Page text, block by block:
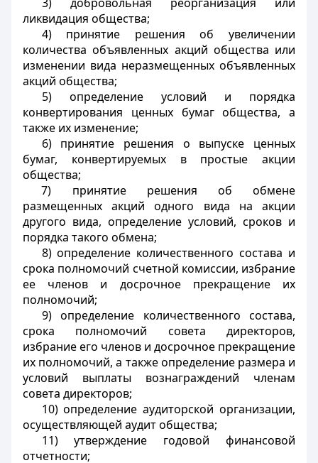
ликвидация общества;
4) принятие решения об увеличении
количества объявленных акций общества или
изменении вида неразмещенных объявленных
акций общества;
5) определение условий и порядка
конвертирования ценных бумаг общества, а
также их изменение;
6) принятие решения о выпуске ценных
бумаг, конвертируемых в простые акции
общества;
7) принятие решения об обмене
размещенных акций одного вида на акции
другого вида, определение условий, сроков и
порядка такого обмена;
8) определение количественного состава и
срока полномочий счетной комиссии, избрание
ее членов и досрочное прекращение их
полномочий;
9) определение количественного состава,
срока полномочий совета директоров,
избрание его членов и досрочное прекращение
их полномочий, а также определение размера и
условий выплаты вознаграждений членам
совета директоров;
10) определение аудиторской организации,
осуществляющей аудит общества;
11) утверждение годовой финансовой
отчетности;